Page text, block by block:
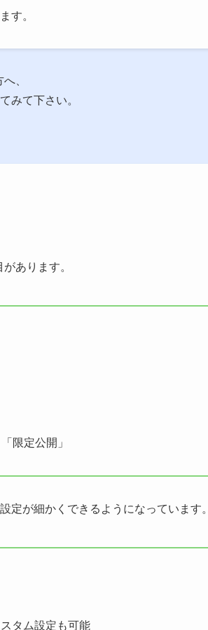
す。
、
みて下さい。
あります。
限定公開」
定が細かくできるようになっています。
タム設定も可能